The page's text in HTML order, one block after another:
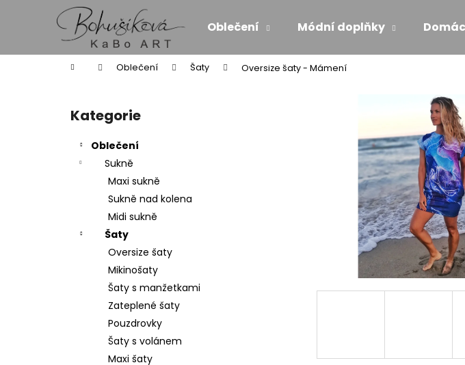
Oblečení Módní doplňky
Domů Oblečení Šaty Oversize šaty - Mámení
Přeskočit
kategorie
Kategorie
Oblečení
Sukně
Maxi sukně
Sukně nad kolena
Midi sukně
Šaty
Oversize šaty
Mikinošaty
Šaty s manžetkami
Zateplené šaty
Pouzdrovky
Šaty s volánem
Maxi šaty
í
Zpět
do
Zpět
do
Co potřebujete
Doporučujeme
MAXI ŠATY - NÁDECH A VÝDECH
2 599 Kč
ŠATY S VOLÁNEM - MÁMENÍ